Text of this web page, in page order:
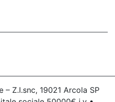
– Z.I.snc, 19021 Arcola SP